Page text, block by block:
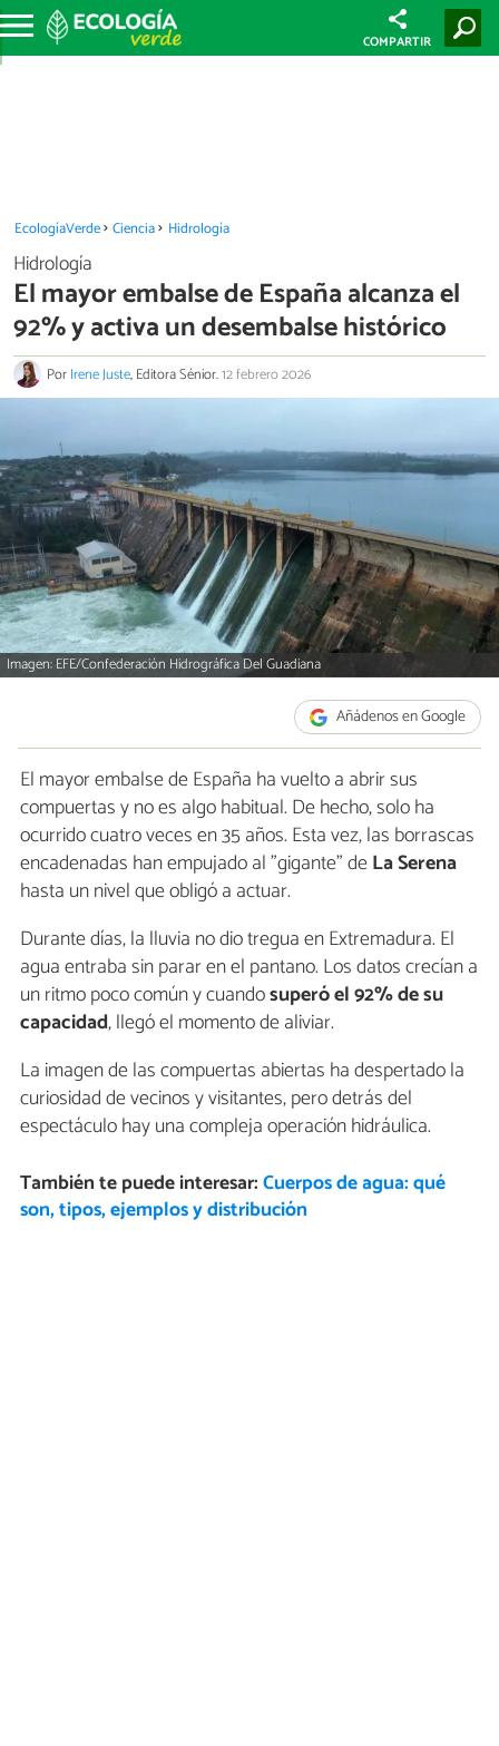
COMPARTIR
EcologíaVerde Ciencia Hidrología
Hidrología
El mayor embalse de España alcanza el
92% y activa un desembalse histórico
PorIrene Juste, Editora Sénior.12 febrero 2026
Imagen: EFE/Confederación Hidrográfica Del Guadiana
Añádenos en Google
El mayor embalse de España ha vuelto a abrir sus
compuertas y no es algo habitual. De hecho, solo ha
ocurrido cuatro veces en 35 años. Esta vez, las borrascas
encadenadas han empujado al "gigante" deLa Serena
hasta un nivel que obligó a actuar.
Durante días, la lluvia no dio tregua en Extremadura. El
agua entraba sin parar en el pantano. Los datos crecían a
un ritmo poco común y cuandosuperó el 92% de su
capacidad, llegó el momento de aliviar.
La imagen de las compuertas abiertas ha despertado la
curiosidad de vecinos y visitantes, pero detrás del
espectáculo hay una compleja operación hidráulica.
También te puede interesar:Cuerpos de agua: qué
son, tipos, ejemplos y distribución